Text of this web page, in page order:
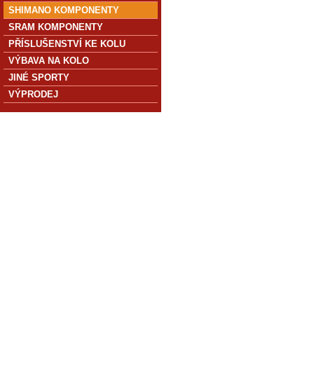
SHIMANO KOMPONENTY
SRAM KOMPONENTY
PŘÍSLUŠENSTVÍ KE KOLU
VÝBAVA NA KOLO
JINÉ SPORTY
VÝPRODEJ